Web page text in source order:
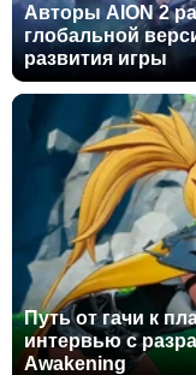
Авторы AION 2
глобальной
развития игры
Путь от гачи к
интервью с
Awakening